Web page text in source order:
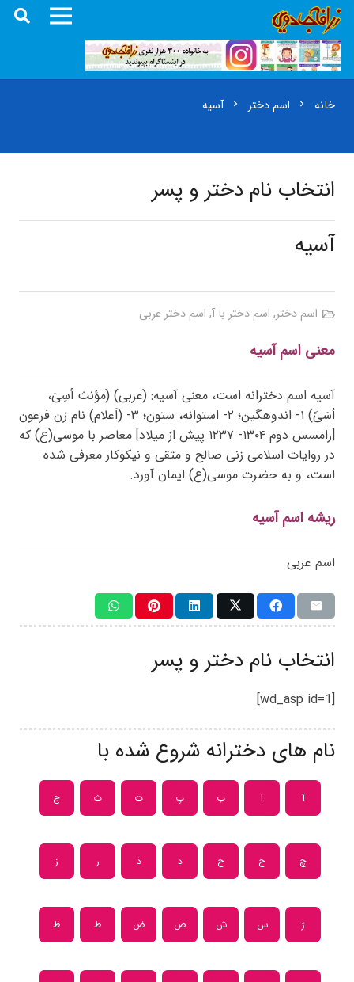
خانه chevron_right اسم دختر chevron_right آسیه
انتخاب نام دختر و پسر
آسیه
اسم دختر, اسم دختر با آ, اسم دختر عربی
معنی اسم آسیه
آسیه اسم دخترانه است، معنی آسیه: (عربی) (مؤنث أسِیَ،
أسَیً) ۱- اندوهگین؛ ۲- استوانه، ستون؛ ۳- (اَعلام) نام زن فرعون
[رامسس دوم ۱۳۰۴- ۱۲۳۷ پیش از میلاد] معاصر با موسی(ع) که
در روایات اسلامی زنی صالح و متقی و نیکوکار معرفی شده
است، و به حضرت موسی(ع) ایمان آورد.
ریشه اسم آسیه
اسم عربی
انتخاب نام دختر و پسر
[wd_asp id=1]
نام های دخترانه شروع شده با
آ ا ب پ ت ث ج
چ ح خ د ذ ر ز
ژ س ش ص ض ط ظ